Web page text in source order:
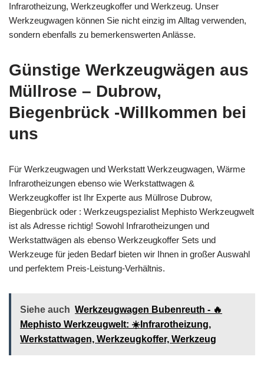
Infrarotheizung, Werkzeugkoffer und Werkzeug. Unser
Werkzeugwagen können Sie nicht einzig im Alltag verwenden,
sondern ebenfalls zu bemerkenswerten Anlässe.
Günstige Werkzeugwägen aus
Müllrose – Dubrow,
Biegenbrück -Willkommen bei
uns
Für Werkzeugwagen und Werkstatt Werkzeugwagen, Wärme
Infrarotheizungen ebenso wie Werkstattwagen &
Werkzeugkoffer ist Ihr Experte aus Müllrose Dubrow,
Biegenbrück oder : Werkzeugspezialist Mephisto Werkzeugwelt
ist als Adresse richtig! Sowohl Infrarotheizungen und
Werkstattwägen als ebenso Werkzeugkoffer Sets und
Werkzeuge für jeden Bedarf bieten wir Ihnen in großer Auswahl
und perfektem Preis-Leistung-Verhältnis.
Siehe auch Werkzeugwagen Bubenreuth - 🔥
Mephisto Werkzeugwelt: ☀️Infrarotheizung,
Werkstattwagen, Werkzeugkoffer, Werkzeug